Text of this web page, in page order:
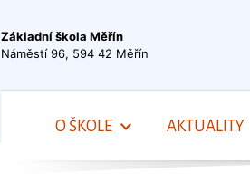
Základní škola Měřín
Náměstí 96, 594 42 Měřín
O ŠKOLE AKTUALITY